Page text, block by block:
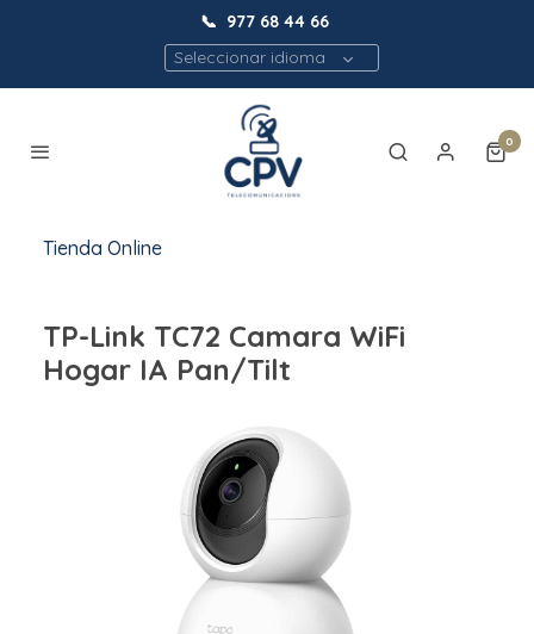
📞 977 68 44 66
Seleccionar idioma
0
Tienda Online
TP-Link TC72 Camara WiFi
Hogar IA Pan/Tilt